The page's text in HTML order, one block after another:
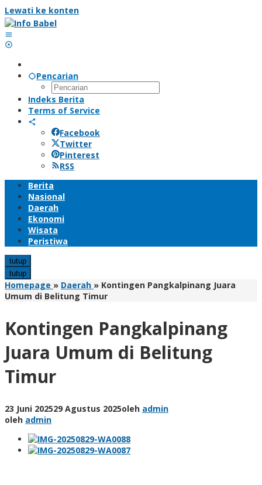
Lewati ke konten
Pencarian
Indeks Berita
Terms of Service
Facebook
Twitter
Pinterest
RSS
Berita
Nasional
Daerah
Ekonomi
Wisata
Peristiwa
tutup
tutup
Homepage » Daerah » Kontingen Pangkalpinang Juara
Umum di Belitung Timur
Kontingen Pangkalpinang
Juara Umum di Belitung
Timur
23 Juni 202529 Agustus 2025oleh admin
oleh admin